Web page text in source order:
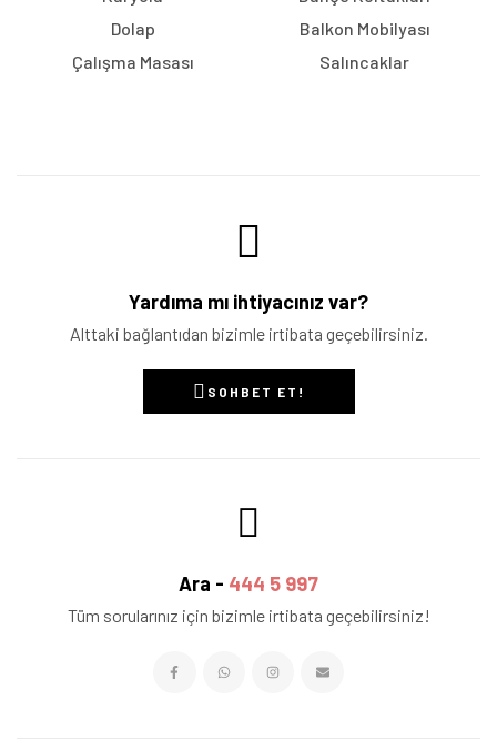
Dolap
Çalışma Masası
Balkon Mobilyası
Salıncaklar
Yardıma mı ihtiyacınız var?
Alttaki bağlantıdan bizimle irtibata geçebilirsiniz.
SOHBET ET!
Ara - 444 5 997
Tüm sorularınız için bizimle irtibata geçebilirsiniz!